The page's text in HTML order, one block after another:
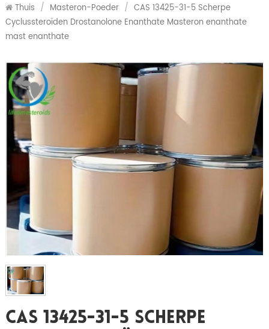
Thuis / Masteron-Poeder / CAS 13425-31-5 Scherpe
Cyclussteroïden Drostanolone Enanthate Masteron enanthate
mast enanthate
CAS 13425-31-5 Scherpe